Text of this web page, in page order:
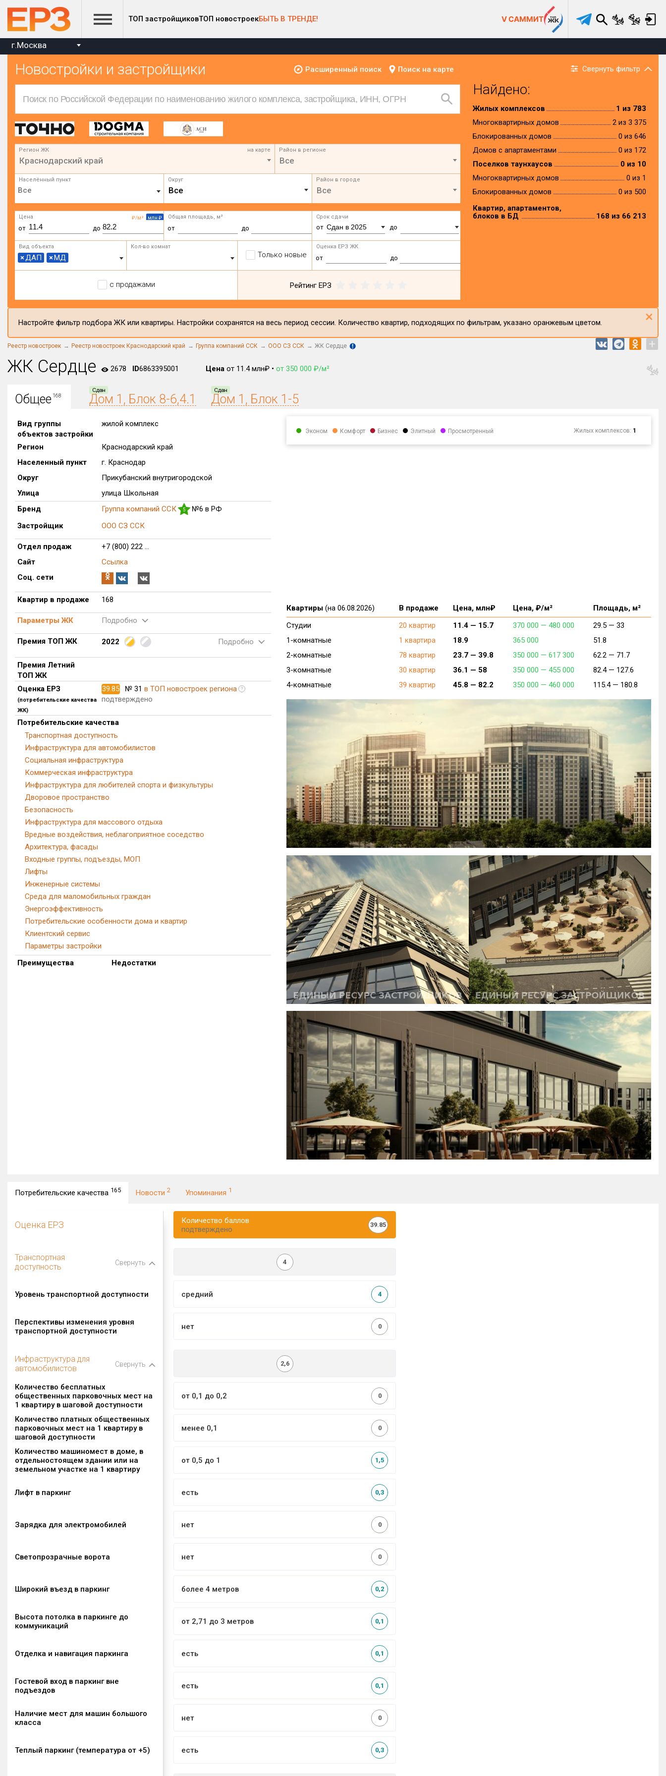
ТОП застройщиковТОП новостроекБЫТЬ В ТРЕНДЕ! V САММИТ
г.Москва
Новостройки и застройщики Расширенный поиск Поиск на карте Свернуть фильтр
Регион ЖК на карте
Краснодарский край
Район в регионе
Все
Населённый пункт Округ
Все
Район в городе
Все
₽/м² млн ₽
Цена
от до
Общая площадь, м²
от до
Срок сдачи
от Сдан в 2025 до
Вид объекта
×ДАП ×МД
Кол-во комнат
Только новые
Оценка ЕРЗ ЖК
от до
с продажами Рейтинг ЕРЗ
Найдено:
Жилых комплексов
1 из 783
Многоквартирных домов
2 из 3 375
Блокированных домов
0 из 646
Домов с апартаментами
0 из 172
Поселков таунхаусов
0 из 10
Многоквартирных домов
0 из 1
Блокированных домов
0 из 500
Квартир, апартаментов,
блоков в БД
168 из 66 213
Настройте фильтр подбора ЖК или квартиры. Настройки сохранятся на весь период сессии. Количество квартир, подходящих по фильтрам, указано оранжевым цветом. ×
Реестр новостроек Реестр новостроек Краснодарский край Группа компаний ССК ООО СЗ ССК ЖК Сердце +
ЖК Сердце 2678 ID6863395001 Цена от 11.4 млн₽ • от 350 000 ₽/м²
Общее168
Сдан
Дом 1, Блок 8-6,4.1
Сдан
Дом 1, Блок 1-5
Вид группы
объектов застройки
жилой комплекс
Регион
Краснодарский край
Населенный пункт
г. Краснодар
Округ
Прикубанский внутригородской
Улица
улица Школьная
Бренд
Группа компаний ССК 5
№6 в РФ
Застройщик
ООО СЗ ССК
Отдел продаж
+7 (800) 222 ...
Сайт
Ссылка
Соц. сети
Квартир в продаже 168
Параметры ЖК Подробно
Премия ТОП ЖК 2022 Подробно
Премия Летний
ТОП ЖК
Оценка ЕРЗ
(потребительские качества
ЖК)
39.85 № 31 в ТОП новостроек региона ?
подтверждено
Потребительские качества
Транспортная доступность
Инфраструктура для автомобилистов
Социальная инфраструктура
Коммерческая инфраструктура
Инфраструктура для любителей спорта и физкультуры
Дворовое пространство
Безопасность
Инфраструктура для массового отдыха
Вредные воздействия, неблагоприятное соседство
Архитектура, фасады
Входные группы, подъезды, МОП
Лифты
Инженерные системы
Среда для маломобильных граждан
Энергоэффективность
Потребительские особенности дома и квартир
Клиентский сервис
Параметры застройки
Преимущества
Недостатки
Эконом Комфорт Бизнес Элитный Просмотренный Жилых комплексов: 1
Квартиры (на 06.08.2026) В продаже Цена, млн₽ Цена, ₽/м²
Площадь, м²
Студии
20 квартир 11.4 — 15.7 370 000 — 480 000 29.5 — 33
1-комнатные
1 квартира 18.9 365 000
51.8
2-комнатные
78 квартир 23.7 — 39.8 350 000 — 617 300 62.2 — 71.7
3-комнатные
30 квартир 36.1 — 58 350 000 — 455 000 82.4 — 127.6
4-комнатные
39 квартир 45.8 — 82.2 350 000 — 460 000 115.4 — 180.8
Потребительские качества 165 Новости 2 Упоминания 1
Оценка ЕРЗ
Количество баллов
подтверждено
39.85
Транспортная
доступность
Свернуть 4
Уровень транспортной доступности средний 4
Перспективы изменения уровня
транспортной доступности
нет 0
Инфраструктура для
автомобилистов
Свернуть 2,6
Количество бесплатных
общественных парковочных мест на
1 квартиру в шаговой доступности
от 0,1 до 0,2 0
Количество платных общественных
парковочных мест на 1 квартиру в
шаговой доступности
менее 0,1 0
Количество машиномест в доме, в
отдельностоящем здании или на
земельном участке на 1 квартиру
от 0,5 до 1 1,5
Лифт в паркинг есть 0,3
Зарядка для электромобилей нет 0
Светопрозрачные ворота нет 0
Широкий въезд в паркинг более 4 метров 0,2
Высота потолка в паркинге до
коммуникаций
от 2,71 до 3 метров 0,1
Отделка и навигация паркинга есть 0,1
Гостевой вход в паркинг вне
подъездов
есть 0,1
Наличие мест для машин большого
класса
нет 0
Теплый паркинг (температура от +5) есть 0,3